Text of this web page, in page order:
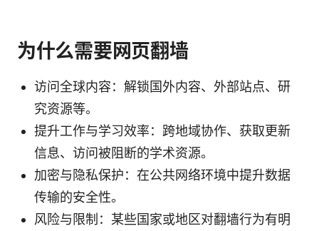
为什么需要网页翻墙
访问全球内容：解锁国外内容、外部站点、研
究资源等。
提升工作与学习效率：跨地域协作、获取更新
信息、访问被阻断的学术资源。
加密与隐私保护：在公共网络环境中提升数据
传输的安全性。
风险与限制：某些国家或地区对翻墙行为有明